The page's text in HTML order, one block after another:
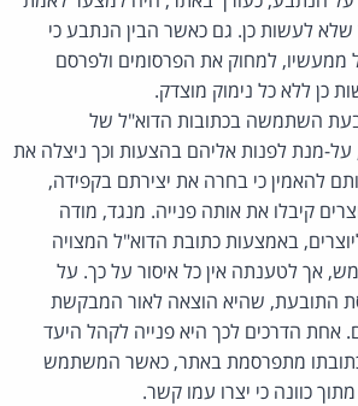
לעשות כן. גם כאשר הבין הנתבע כי
ממעשיו, למחוק את הפרסומים ולפרסם
כן ללא כל נימוק מוצדק.
השתמשה בכתובות הדוא"ל של
מנת לפנות אליהם בהצעות וכך ניצלה את
להאמין כי בחרה את יצירתם בקפידה,
קיבלו את אותה פנייה. מנגד, מודה
באמצעות כתובת הדוא"ל המצויה
אך לטענתה אין כל איסור על כך. על
התובעת, שהיא הוצאה לאור המבקשת
אחת הדרכים לכך היא פנייה לקהל היעד
מתפרסמת באתר, כאשר המשתמש
כוונה כי יצרו עמו קשר.